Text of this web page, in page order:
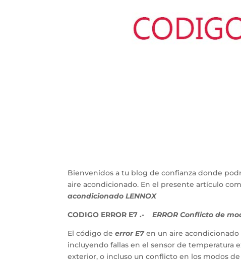
Bienvenidos a tu blog de confianza donde
aire acondicionado. En el presente artículo
acondicionado LENNOX
CODIGO ERROR E7 .- ERROR Conflicto de
El código deerror E7en un aire
incluyendo fallas en el sensor de
exterior, o incluso un conflicto en los modos